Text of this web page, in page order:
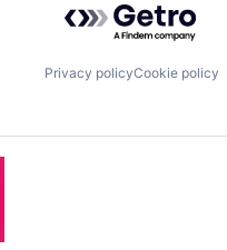
Privacy policyCookie policy